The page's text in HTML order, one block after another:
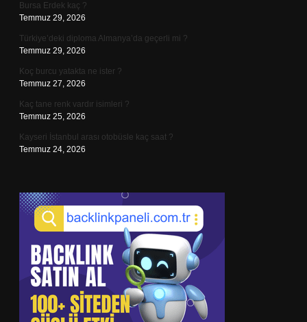
Bursa Erdek kaç ?
Temmuz 29, 2026
Türkiye’deki diploma Almanya’da geçerli mi ?
Temmuz 29, 2026
Koç burcu yatakta ne ister ?
Temmuz 27, 2026
Kaç tane renk vardır isimleri ?
Temmuz 25, 2026
Kayseri İstanbul arası otobüsle kaç saat ?
Temmuz 24, 2026